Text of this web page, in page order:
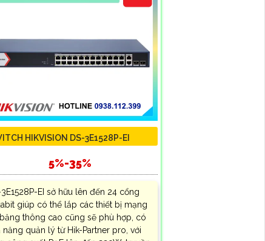
HIKVISION DS-3E1528P-EI
5%-35%
3E1528P-EI sở hữu lên đến 24 cổng
giúp có thể lắp các thiết bị mạng
thông cao cũng sẽ phù hợp, có
năng quản lý từ Hik-Partner pro, với